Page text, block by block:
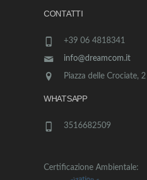
CONTATTI
+39 06 4818341
info@dreamcom.it
Piazza delle Crociate,
WHATSAPP
3516682509
Certificazione Ambientale: